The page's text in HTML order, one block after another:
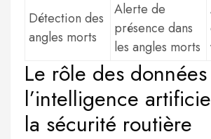
Détection des
angles morts
Alerte de
présence dans
les angles morts
Le rôle des
l’intelligence
la sécurité routière